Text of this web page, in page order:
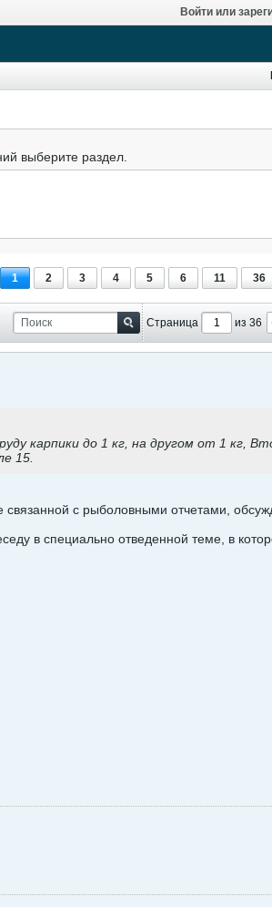
Войти или
выберите раздел.
1 2 3 4 5 6 11 36
Страница из 36
карпики до 1 кг, на другом от 1 кг,
15.
с рыболовными отчетами,
в специально отведенной теме, в